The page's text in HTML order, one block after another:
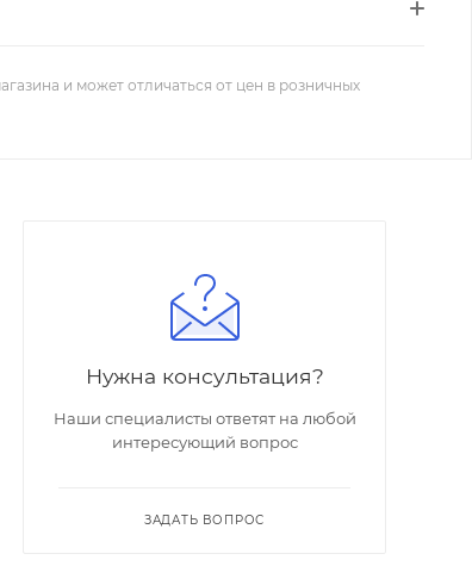
и может отличаться от цен в розничных
Нужна консультация?
Наши специалисты ответят на любой
интересующий вопрос
ЗАДАТЬ ВОПРОС